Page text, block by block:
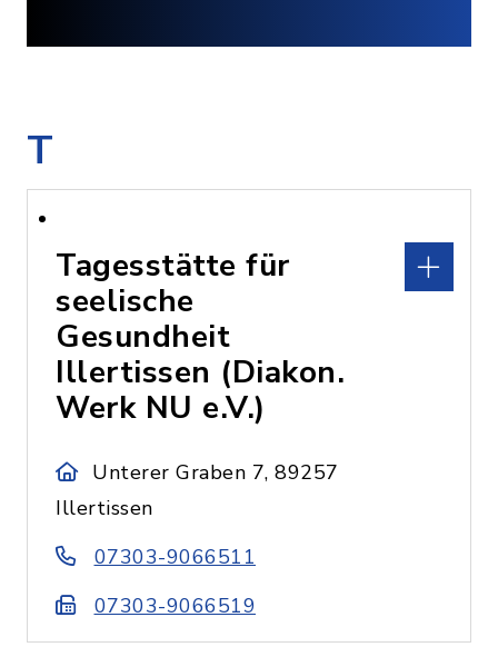
T
Tagesstätte für
seelische
Gesundheit
Illertissen (Diakon.
Werk NU e.V.)
Unterer Graben 7, 89257
Illertissen
07303-9066511
07303-9066519